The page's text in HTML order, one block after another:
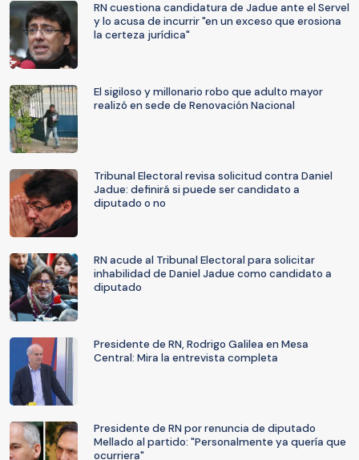
RN cuestiona candidatura de Jadue ante el Servel
y lo acusa de incurrir "en un exceso que erosiona
la certeza jurídica"
El sigiloso y millonario robo que adulto mayor
realizó en sede de Renovación Nacional
Tribunal Electoral revisa solicitud contra Daniel
Jadue: definirá si puede ser candidato a
diputado o no
RN acude al Tribunal Electoral para solicitar
inhabilidad de Daniel Jadue como candidato a
diputado
Presidente de RN, Rodrigo Galilea en Mesa
Central: Mira la entrevista completa
Presidente de RN por renuncia de diputado
Mellado al partido: "Personalmente ya quería que
ocurriera"